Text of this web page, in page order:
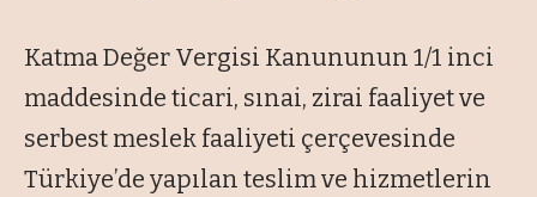
Katma Değer Vergisi Kanununun 1/1 inci
maddesinde ticari, sınai, zirai faaliyet ve
serbest meslek faaliyeti çerçevesinde
Türkiye’de yapılan teslim ve hizmetlerin